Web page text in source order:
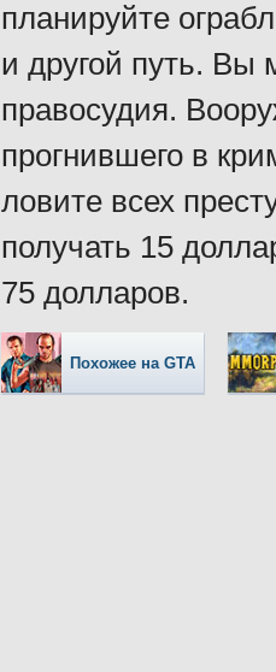
планируйте
и другой путь. Вы
правосудия.
прогнившего в
ловите всех
получать 15
75 долларов.
Похожее на GTA